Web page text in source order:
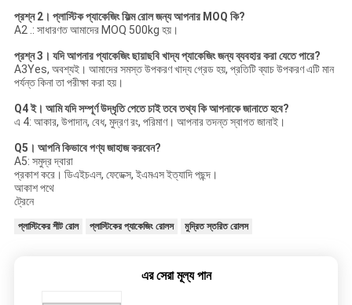
প্রশ্ন 2। প্লাস্টিক প্যাকেজিং ফিল্ম রোল জন্য আপনার MOQ কি?
A2 .: সাধারণত আমাদের MOQ 500kg হয়।
প্রশ্ন 3। যদি আপনার প্যাকেজিং ছায়াছবি খাদ্য প্যাকেজিং জন্য ব্যবহার করা যেতে পারে?
A3Yes, অবশ্যই। আমাদের সমস্ত উপকরণ খাদ্য গ্রেড হয়, প্রতিটি ব্যাচ উপকরণ এটি মান
পর্যন্ত কিনা তা পরীক্ষা করা হয়।
Q4 ই। আমি যদি সম্পূর্ণ উদ্ধৃতি পেতে চাই তবে তথ্য কি আপনাকে জানাতে হবে?
এ 4: আকার, উপাদান, বেধ, মুদ্রণ রং, পরিমাণ। আপনার তদন্ত স্বাগত জানাই।
Q5। আপনি কিভাবে পণ্য জাহাজ করবেন?
A5: সমুদ্র দ্বারা
প্রকাশ করে। ডিএইচএল, ফেডেক্স, ইএমএস ইত্যাদি পছন্দ।
আকাশ পথে
ট্রেনে
প্লাস্টিকের শীট রোল প্লাস্টিকের প্যাকেজিং রোলস মুদ্রিত স্তরিত রোলস
এর সেরা মূল্য পান